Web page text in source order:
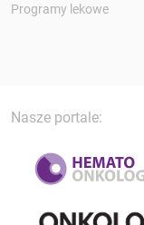
Programy lekowe
Nasze portale: